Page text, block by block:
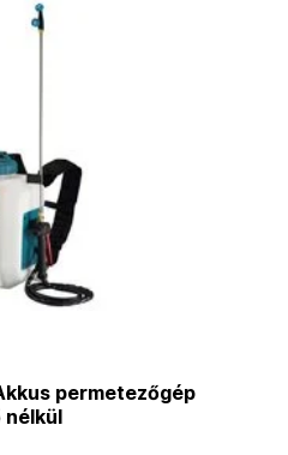
permetezőgép
nélkül